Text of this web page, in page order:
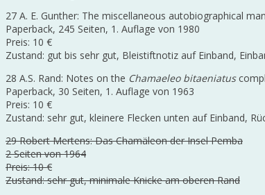
27 A. E. Gunther: The miscellaneous autobiographical
Paperback, 245 Seiten, 1. Auflage von 1980
Preis: 10 €
Zustand: gut bis sehr gut, Bleistiftnotiz auf Einband,
28 A.S. Rand: Notes on the Chamaeleo bitaeniatus
Paperback, 30 Seiten, 1. Auflage von 1963
Preis: 10 €
Zustand: sehr gut, kleinere Flecken unten auf Einband,
29 Robert Mertens: Das Chamäleon der Insel Pemba
2 Seiten von 1964
Preis: 10 €
Zustand: sehr gut, minimale Knicke am oberen Rand